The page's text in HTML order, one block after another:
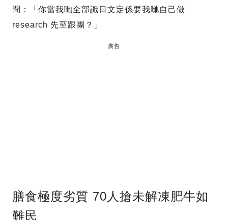
問：「你當我哋全部識日文定係要我哋自己做
research 先至跟團？」
廣告
膳食極度劣質 70人搶未解凍肥牛如
難民